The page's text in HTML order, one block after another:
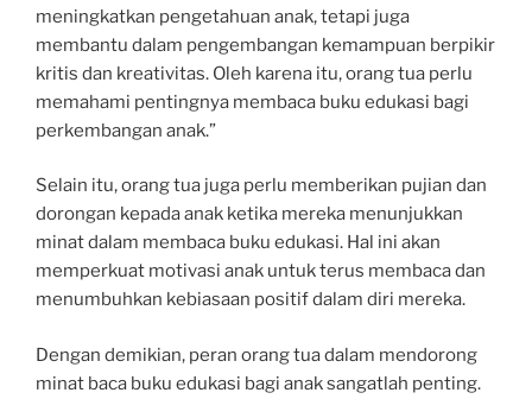
meningkatkan pengetahuan anak, tetapi juga
membantu dalam pengembangan kemampuan berpikir
kritis dan kreativitas. Oleh karena itu, orang tua perlu
memahami pentingnya membaca buku edukasi bagi
perkembangan anak.”
Selain itu, orang tua juga perlu memberikan pujian dan
dorongan kepada anak ketika mereka menunjukkan
minat dalam membaca buku edukasi. Hal ini akan
memperkuat motivasi anak untuk terus membaca dan
menumbuhkan kebiasaan positif dalam diri mereka.
Dengan demikian, peran orang tua dalam mendorong
minat baca buku edukasi bagi anak sangatlah penting.